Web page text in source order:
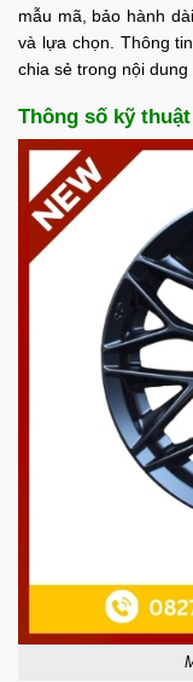
mẫu mã, bảo hành
và lựa chọn. Thông
chia sẻ trong nội
Thông số kỹ